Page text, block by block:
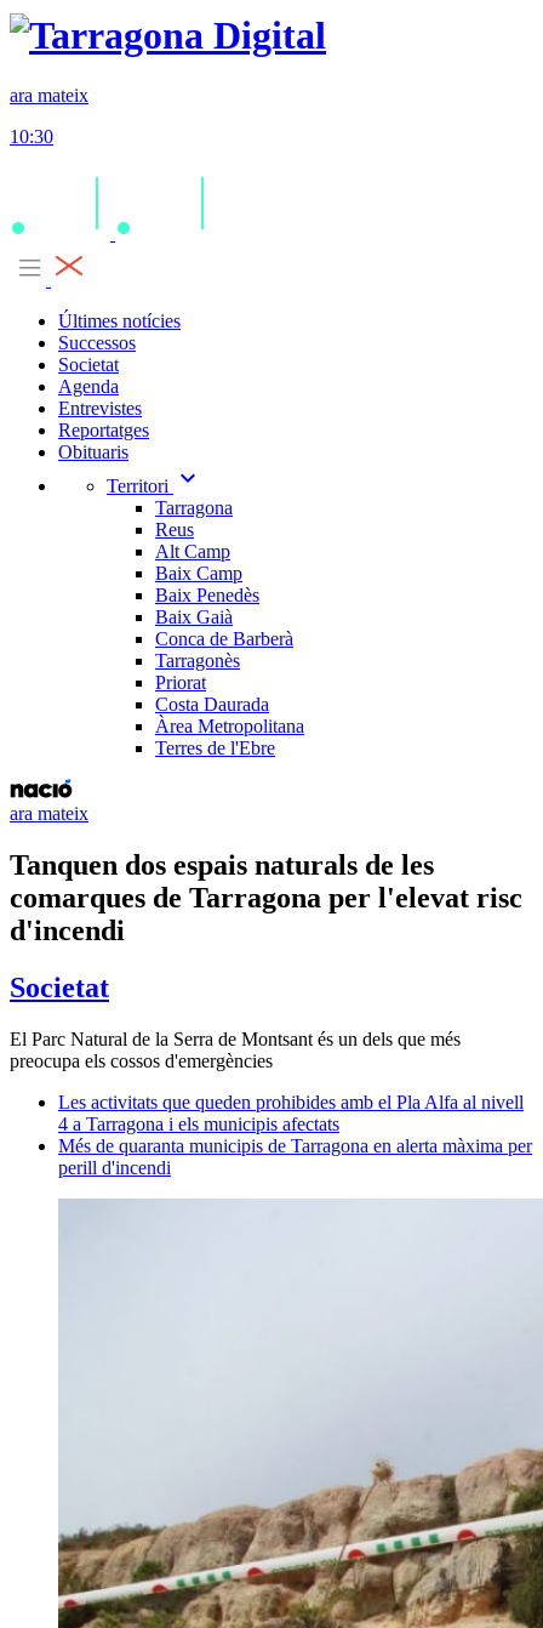
ara mateix
10:30
Últimes notícies
Successos
Societat
Agenda
Entrevistes
Reportatges
Obituaris
Territori
expand_more
Tarragona
Reus
Alt Camp
Baix Camp
Baix Penedès
Baix Gaià
Conca de Barberà
Tarragonès
Priorat
Costa Daurada
Àrea Metropolitana
Terres de l'Ebre
ara mateix
Tanquen dos espais naturals de les
comarques de Tarragona per l'elevat risc
d'incendi
Societat
El Parc Natural de la Serra de Montsant és un dels que més
preocupa els cossos d'emergències
Les activitats que queden prohibides amb el Pla Alfa al nivell
4 a Tarragona i els municipis afectats
Més de quaranta municipis de Tarragona en alerta màxima per
perill d'incendi